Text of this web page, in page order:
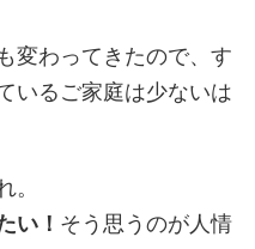
変わってきたので、す
いるご家庭は少ないは
。
い！ そう思うのが人情